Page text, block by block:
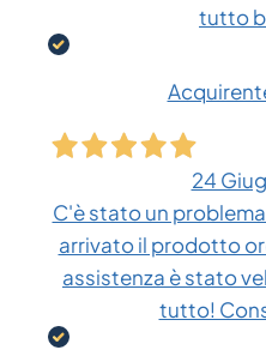
tutto
24
C'è stato un
arrivato il prodotto
assistenza è stato
tutto!